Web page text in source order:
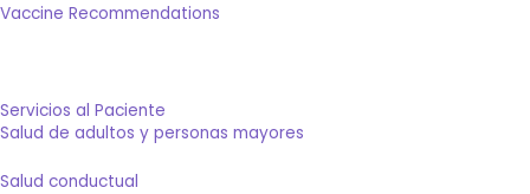
Vaccine Recommendations
Servicios al Paciente
Salud de adultos y personas mayores
Salud conductual